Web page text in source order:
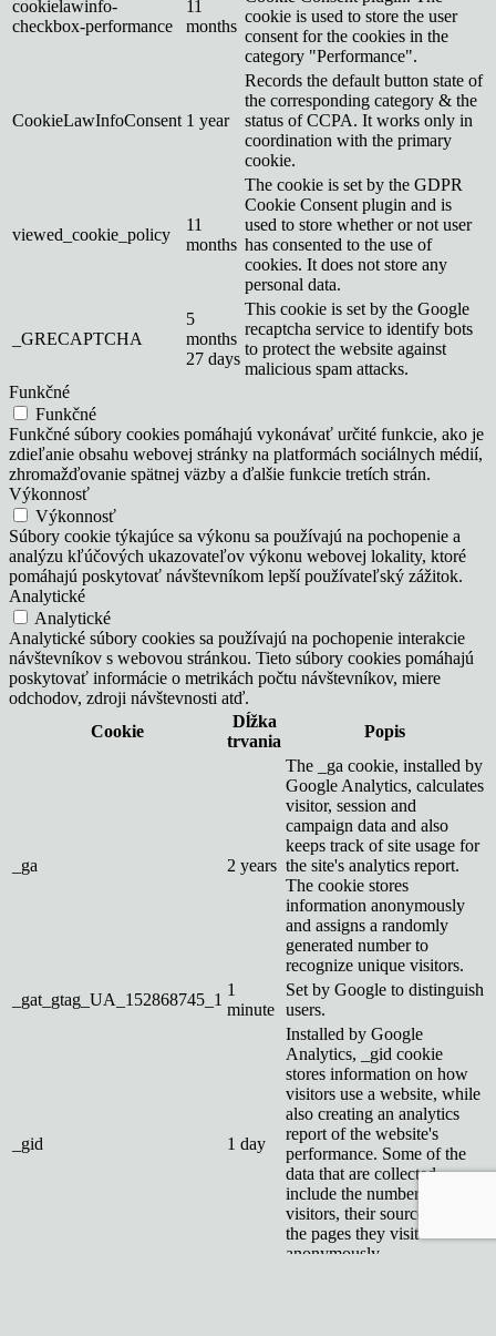
cookielawinfo-
checkbox-performance
11
months
cookie is used to store the user
consent for the cookies in the
category "Performance".
CookieLawInfoConsent 1 year
Records the default button state of
the corresponding category & the
status of CCPA. It works only in
coordination with the primary
cookie.
viewed_cookie_policy
11
months
The cookie is set by the GDPR
Cookie Consent plugin and is
used to store whether or not user
has consented to the use of
cookies. It does not store any
personal data.
_GRECAPTCHA
5
months
27 days
This cookie is set by the Google
recaptcha service to identify bots
to protect the website against
malicious spam attacks.
Funkčné
Funkčné
Funkčné súbory cookies pomáhajú vykonávať určité funkcie, ako je
zdieľanie obsahu webovej stránky na platformách sociálnych médií,
zhromažďovanie spätnej väzby a ďalšie funkcie tretích strán.
Výkonnosť
Výkonnosť
Súbory cookie týkajúce sa výkonu sa používajú na pochopenie a
analýzu kľúčových ukazovateľov výkonu webovej lokality, ktoré
pomáhajú poskytovať návštevníkom lepší používateľský zážitok.
Analytické
Analytické
Analytické súbory cookies sa používajú na pochopenie interakcie
návštevníkov s webovou stránkou. Tieto súbory cookies pomáhajú
poskytovať informácie o metrikách počtu návštevníkov, miere
odchodov, zdroji návštevnosti atď.
Cookie
Dĺžka
trvania
Popis
_ga 2 years
The _ga cookie, installed by
Google Analytics, calculates
visitor, session and
campaign data and also
keeps track of site usage for
the site's analytics report.
The cookie stores
information anonymously
and assigns a randomly
generated number to
recognize unique visitors.
_gat_gtag_UA_152868745_1
1
minute
Set by Google to distinguish
users.
_gid 1 day
Installed by Google
Analytics, _gid cookie
stores information on how
visitors use a website, while
also creating an analytics
report of the website's
performance. Some of the
data that are collected
include the number of
visitors, their source, and
the pages they visit
anonymously.